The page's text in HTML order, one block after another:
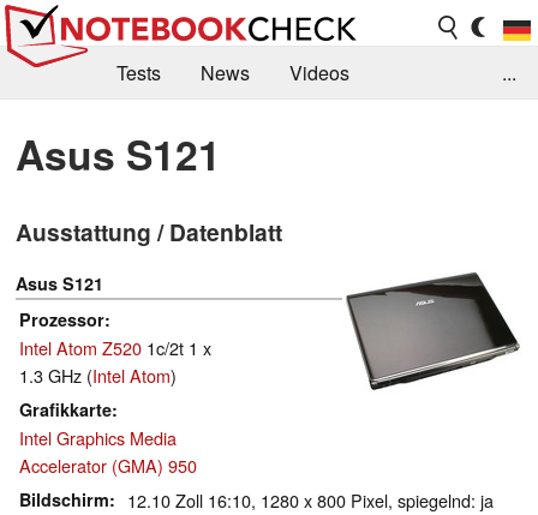
Tests News
Videos
Kaufberatung
Deals
Forum
...
Asus S121
Ausstattung / Datenblatt
Asus S121
Prozessor
Intel Atom Z520 1c/2t 1 x
1.3 GHz (Intel Atom)
Grafikkarte
Intel Graphics Media
Accelerator (GMA) 950
Bildschirm 12.10 Zoll 16:10, 1280 x 800 Pixel, spiegelnd: ja